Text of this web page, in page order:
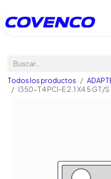
Todos los productos
I350-T4 PCI-E 2.1 X4 5 GT/